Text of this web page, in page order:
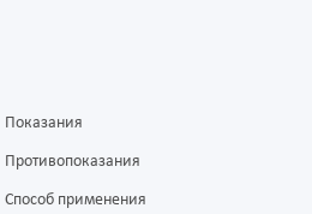
Показания
Противопоказания
Способ применения